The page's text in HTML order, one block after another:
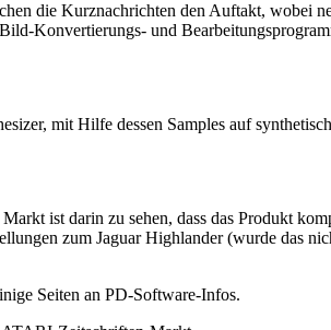
die Kurznachrichten den Auftakt, wobei
Konvertierungs- und
mit Hilfe dessen Samples auf
ist darin zu sehen, dass das Produkt
zum Jaguar Highlander (wurde das
Seiten an PD-Software-Infos.